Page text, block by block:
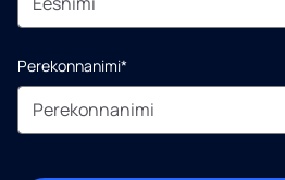
Perekonnanimi*